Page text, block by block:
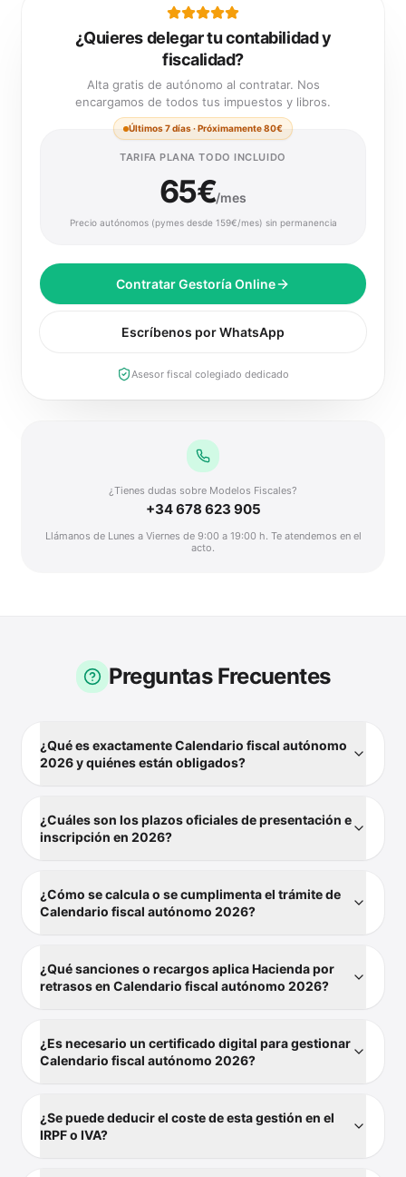
¿Quieres delegar tu contabilidad y
fiscalidad?
Alta gratis de autónomo al contratar. Nos
encargamos de todos tus impuestos y libros.
Últimos 7 días · Próximamente 80€
TARIFA PLANA TODO INCLUIDO
65€/mes
Precio autónomos (pymes desde 159€/mes) sin permanencia
Contratar Gestoría Online
Escríbenos por WhatsApp
Asesor fiscal colegiado dedicado
¿Tienes dudas sobre Modelos Fiscales?
+34 678 623 905
Llámanos de Lunes a Viernes de 9:00 a 19:00 h. Te atendemos en el
acto.
Preguntas Frecuentes
¿Qué es exactamente Calendario fiscal autónomo
2026 y quiénes están obligados?
¿Cuáles son los plazos oficiales de presentación e
inscripción en 2026?
¿Cómo se calcula o se cumplimenta el trámite de
Calendario fiscal autónomo 2026?
¿Qué sanciones o recargos aplica Hacienda por
retrasos en Calendario fiscal autónomo 2026?
¿Es necesario un certificado digital para gestionar
Calendario fiscal autónomo 2026?
¿Se puede deducir el coste de esta gestión en el
IRPF o IVA?